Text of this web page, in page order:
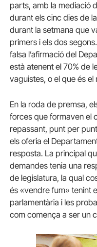
parts, amb la mediació
durant els cinc dies de
durant la setmana que
primers i els dos
falsa l’afirmació del
està atenent el 70% de
vaguistes, o el que és el
En la roda de premsa,
forces que formaven el
repassant, punt per
els oferia el
resposta. La principal
demandes tenia una
de legislatura, la qual
és «vendre fum» tenint
parlamentària i les
com comença a ser un